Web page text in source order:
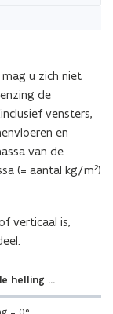
u zich niet
de
vensters,
en
van de
(= aantal kg/m²)
verticaal is,
helling …